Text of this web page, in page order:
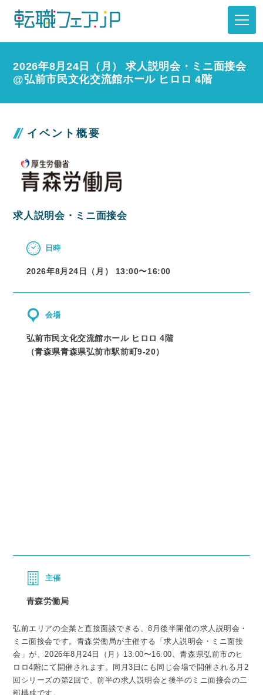
2026年8月24日（月） 求人説明会・ミニ面接会
@弘前市民文化交流館ホール ヒロロ 4階
イベント概要
求人説明会・ミニ面接会
日時
2026年8月24日（月） 13:00〜16:00
会場
弘前市民文化交流館ホール ヒロロ 4階
（青森県青森県弘前市駅前町9-20）
主催
青森労働局
弘前エリアの企業と直接面談できる、8月後半開催の求人説明会・
ミニ面接会です。青森労働局が主催する「求人説明会・ミニ面接
会」が、2026年8月24日（月）13:00〜16:00、青森県弘前市のヒ
ロロ4階にて開催されます。同月3日にも同じ会場で開催される月2
回シリーズの第2回で、前半の求人説明会と後半のミニ面接会の二
部構成です。